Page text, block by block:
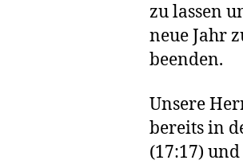
zu lassen
neue Jahr
beenden.
Unsere
bereits in
(17:17)